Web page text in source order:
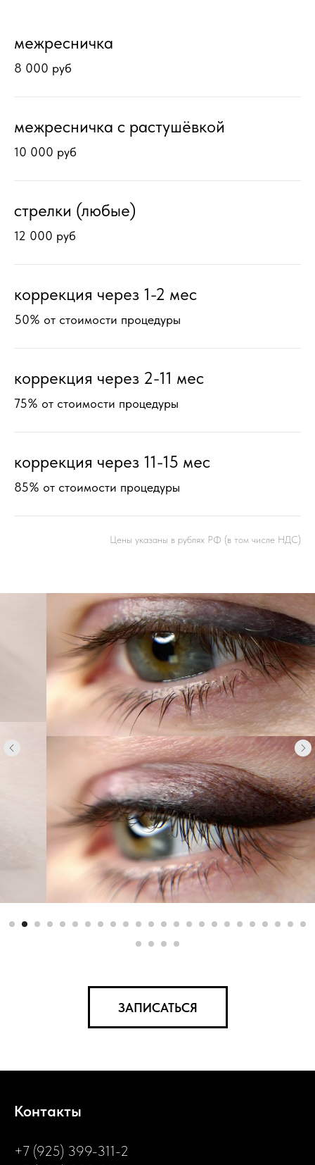
межресничка
8 000 руб
межресничка с растушёвкой
10 000 руб
стрелки (любые)
12 000 руб
коррекция через 1-2 мес
50% от стоимости процедуры
коррекция через 2-11 мес
75% от стоимости процедуры
коррекция через 11-15 мес
85% от стоимости процедуры
Цены указаны в рублях РФ (в том числе НДС)
ЗАПИСАТЬСЯ
Контакты
+7 (925) 399-311-2